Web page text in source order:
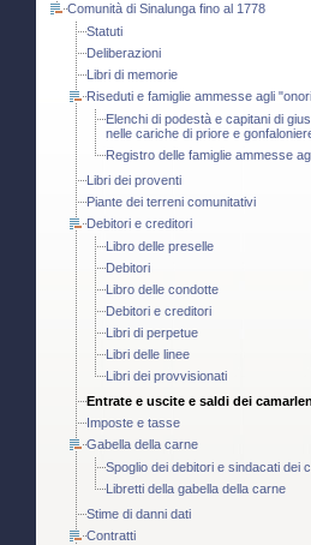
Comunità di Sinalunga fino al 1778
Statuti
Deliberazioni
Libri di memorie
Riseduti e famiglie ammesse agli
Elenchi di podestà e capitani di
nelle cariche di priore e
Registro delle famiglie ammesse
Libri dei proventi
Piante dei terreni comunitativi
Debitori e creditori
Libro delle preselle
Debitori
Libro delle condotte
Debitori e creditori
Libri di perpetue
Libri delle linee
Libri dei provvisionati
Entrate e uscite e saldi dei
Imposte e tasse
Gabella della carne
Spoglio dei debitori e sindacati dei
Libretti della gabella della carne
Stime di danni dati
Contratti